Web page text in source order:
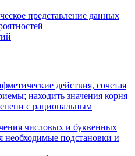
представление данных
действия, сочетая
находить значения корня
с рациональным
числовых и буквенных
необходимые подстановки и